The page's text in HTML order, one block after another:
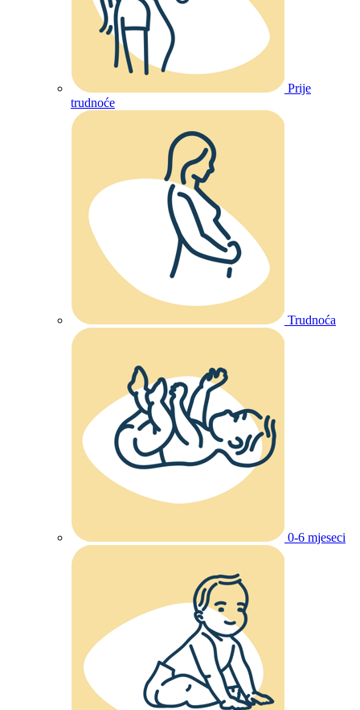
Prije
trudnoće
Trudnoća
0-6 mjeseci